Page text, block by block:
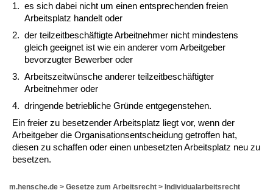
1. es sich dabei nicht um einen entsprechenden freien
Arbeitsplatz handelt oder
2. der teilzeitbeschäftigte Arbeitnehmer nicht mindestens
gleich geeignet ist wie ein anderer vom Arbeitgeber
bevorzugter Bewerber oder
3. Arbeitszeitwünsche anderer teilzeitbeschäftigter
Arbeitnehmer oder
4. dringende betriebliche Gründe entgegenstehen.
Ein freier zu besetzender Arbeitsplatz liegt vor, wenn der
Arbeitgeber die Organisationsentscheidung getroffen hat,
diesen zu schaffen oder einen unbesetzten Arbeitsplatz neu zu
besetzen.
m.hensche.de > Gesetze zum Arbeitsrecht > Individualarbeitsrecht